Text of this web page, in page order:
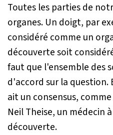
Toutes les parties de
organes. Un doigt, par
considéré comme un
découverte soit
faut que l'ensemble des
d'accord sur la
ait un consensus,
Neil Theise, un médecin
découverte.